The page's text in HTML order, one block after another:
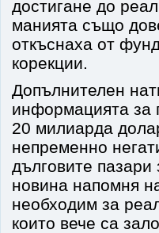
достигане до
манията също
откъснаха от
корекции.
Допълнителен
информацията за
20 милиарда
непременно
дълговите
новина напомня
необходим за
които вече са